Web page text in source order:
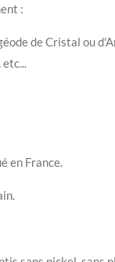
:
de Cristal ou
en France.